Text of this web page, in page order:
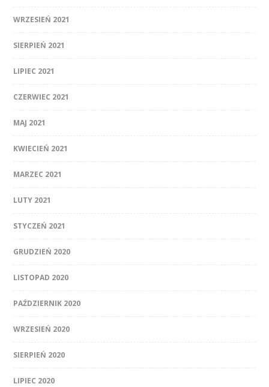
WRZESIEŃ 2021
SIERPIEŃ 2021
LIPIEC 2021
CZERWIEC 2021
MAJ 2021
KWIECIEŃ 2021
MARZEC 2021
LUTY 2021
STYCZEŃ 2021
GRUDZIEŃ 2020
LISTOPAD 2020
PAŹDZIERNIK 2020
WRZESIEŃ 2020
SIERPIEŃ 2020
LIPIEC 2020